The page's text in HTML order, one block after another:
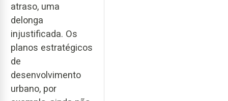
atraso, uma
delonga
injustificada. Os
planos estratégicos
de
desenvolvimento
urbano, por